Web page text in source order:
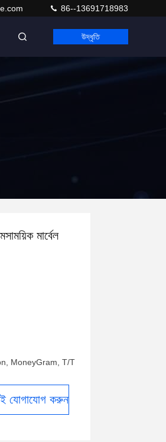
86--13691718983
উদ্ধৃতি
মার্বেল
MoneyGram, T/T
যোগাযোগ করুন